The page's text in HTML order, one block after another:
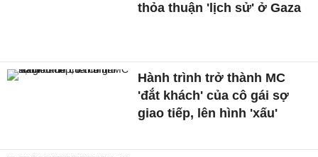
thỏa thuận 'lịch sử' ở Gaza
Hành trình trở thành MC
'đắt khách' của cô gái sợ
giao tiếp, lên hình 'xấu'